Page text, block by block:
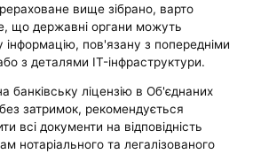
вище зібрано, варто
що державні органи можуть
інформацію, пов'язану з попередніми
з деталями IT-інфраструктури.
банківську ліцензію в Об'єднаних
затримок, рекомендується
всі документи на відповідність
нотаріального та легалізованого